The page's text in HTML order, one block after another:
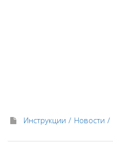
Инструкции Новости